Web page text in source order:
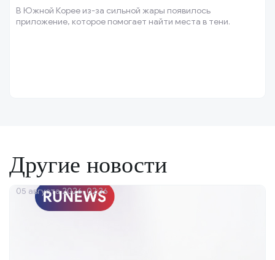
В Южной Корее из-за сильной жары появилось
приложение, которое помогает найти места в тени.
Другие новости
05 августа 2026, 02:36